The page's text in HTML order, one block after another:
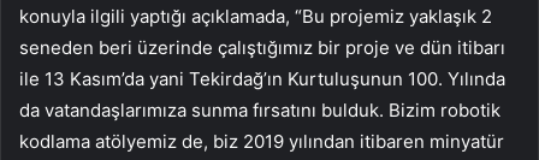
konuyla ilgili yaptığı açıklamada, “Bu projemiz yaklaşık 2
seneden beri üzerinde çalıştığımız bir proje ve dün itibarı
ile 13 Kasım’da yani Tekirdağ’ın Kurtuluşunun 100. Yılında
da vatandaşlarımıza sunma fırsatını bulduk. Bizim robotik
kodlama atölyemiz de, biz 2019 yılından itibaren minyatür